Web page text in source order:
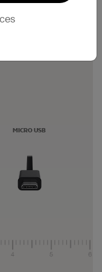
您甚至能在不同
MICRO USB